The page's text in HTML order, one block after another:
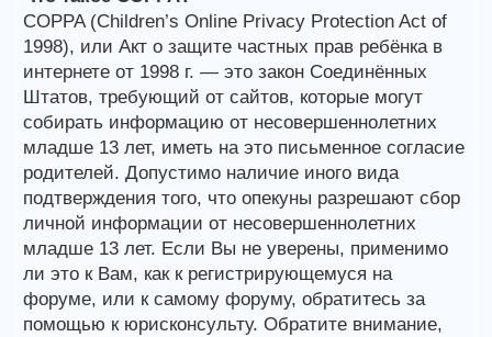
COPPA (Children’s Online Privacy Protection Act of
1998), или Акт о защите частных прав ребёнка в
интернете от 1998 г. — это закон Соединённых
Штатов, требующий от сайтов, которые могут
собирать информацию от несовершеннолетних
младше 13 лет, иметь на это письменное согласие
родителей. Допустимо наличие иного вида
подтверждения того, что опекуны разрешают сбор
личной информации от несовершеннолетних
младше 13 лет. Если Вы не уверены, применимо
ли это к Вам, как к регистрирующемуся на
форуме, или к самому форуму, обратитесь за
помощью к юрисконсульту. Обратите внимание,